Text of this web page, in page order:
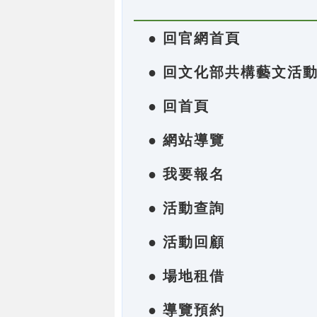
● 回官網首頁
● 回文化部共構藝文活
● 回首頁
● 網站導覽
● 我要報名
● 活動查詢
● 活動回顧
● 場地租借
● 導覽預約